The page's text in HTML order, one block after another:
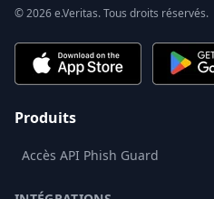
© 2026 e.Veritas. Tous droits réservés.
Produits
Accès API Phish Guard